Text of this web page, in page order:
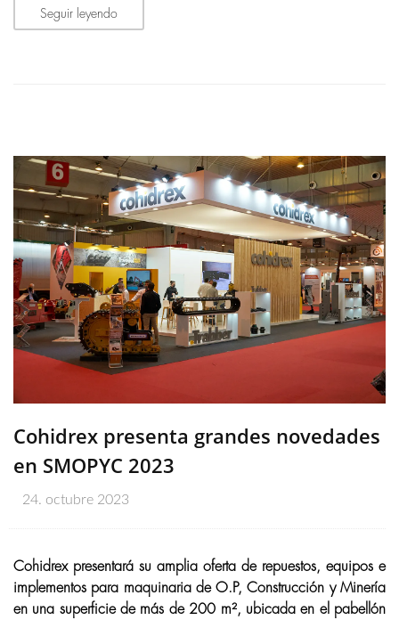
Seguir leyendo
Cohidrex presenta grandes novedades
en SMOPYC 2023
24. octubre 2023
Cohidrex presentará su amplia oferta de repuestos, equipos e
implementos para maquinaria de O.P, Construcción y Minería
en una superficie de más de 200 m², ubicada en el pabellón